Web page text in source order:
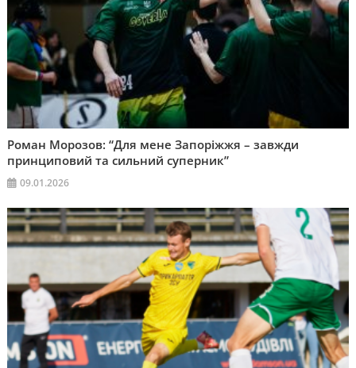
Роман Морозов: “Для мене Запоріжжя – завжди
принциповий та сильний суперник”
09.01.2026